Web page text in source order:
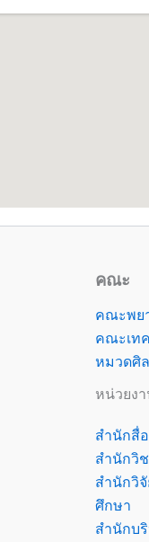
คณะ
คณะพย
คณะเท
หมวดศิ
หน่วยง
สำนักสื่
สำนักวิ
สำนักวิ
ศึกษา
สำนักบ